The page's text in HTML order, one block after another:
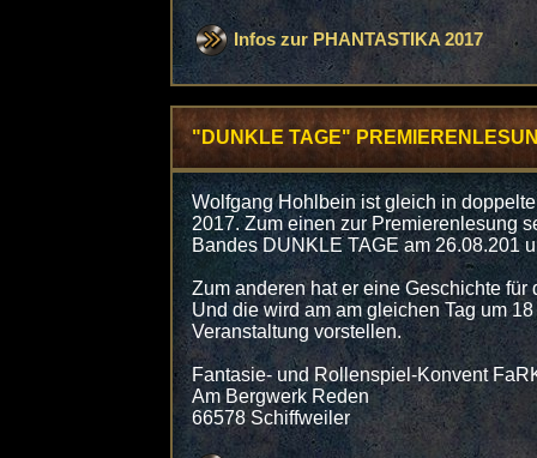
Infos zur PHANTASTIKA 2017
"DUNKLE TAGE"
Wolfgang Hohlbein ist gleich in
2017. Zum einen zur Premierenlesung
Bandes DUNKLE TAGE am 26.08.201
Zum anderen hat er eine Geschichte für
Und die wird am am gleichen Tag um
Veranstaltung vorstellen.
Fantasie- und Rollenspiel-Konvent
Am Bergwerk Reden
66578 Schiffweiler